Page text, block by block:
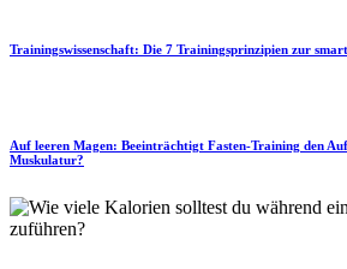
Trainingswissenschaft: Die 7 Trainingsprinzipien zur
Auf leeren Magen: Beeinträchtigt Fasten-Training den
Muskulatur?